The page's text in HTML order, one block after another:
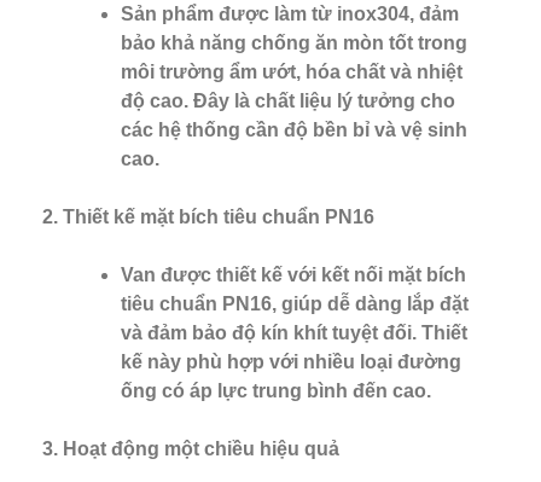
Sản phẩm được làm từ inox304, đảm
bảo khả năng chống ăn mòn tốt trong
môi trường ẩm ướt, hóa chất và nhiệt
độ cao. Đây là chất liệu lý tưởng cho
các hệ thống cần độ bền bỉ và vệ sinh
cao.
Thiết kế mặt bích tiêu chuẩn PN16
Van được thiết kế với kết nối mặt bích
tiêu chuẩn PN16, giúp dễ dàng lắp đặt
và đảm bảo độ kín khít tuyệt đối. Thiết
kế này phù hợp với nhiều loại đường
ống có áp lực trung bình đến cao.
Hoạt động một chiều hiệu quả